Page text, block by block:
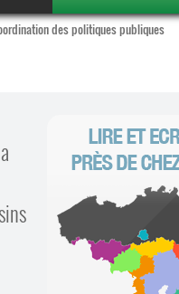
des politiques publiques